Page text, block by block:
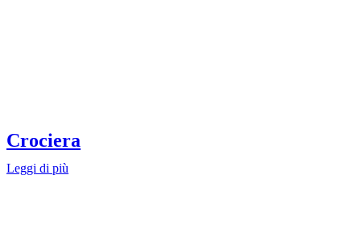
Crociera
Leggi di più